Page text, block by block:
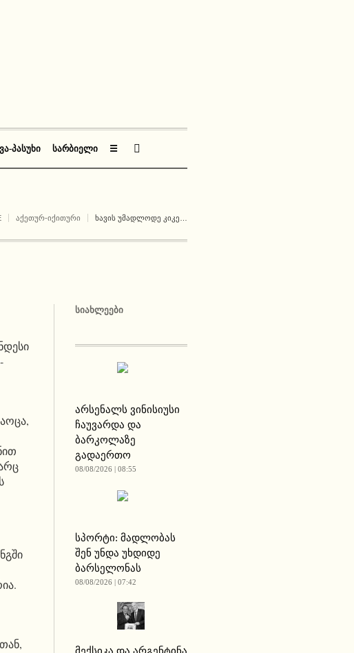
ᲞᲐᲡᲣᲮᲘ ᲡᲐᲠᲑᲘᲔᲚᲘ ☰
ᲐᲥᲔᲗᲣᲠ-ᲘᲥᲘᲗᲣᲠᲘ ᲮᲐᲕᲘᲡ ᲣᲛᲐᲓᲚᲝᲓᲔ ᲙᲘᲙᲔ…
ᲡᲘᲐᲮᲚᲔᲔᲑᲘ
არსენალს ვინისიუსი
ჩაუვარდა და
ბარკოლაზე
გადაერთო
08/08/2026 | 08:55
სპორტი: მადლობას
შენ უნდა უხდიდე
ბარსელონას
08/08/2026 | 07:42